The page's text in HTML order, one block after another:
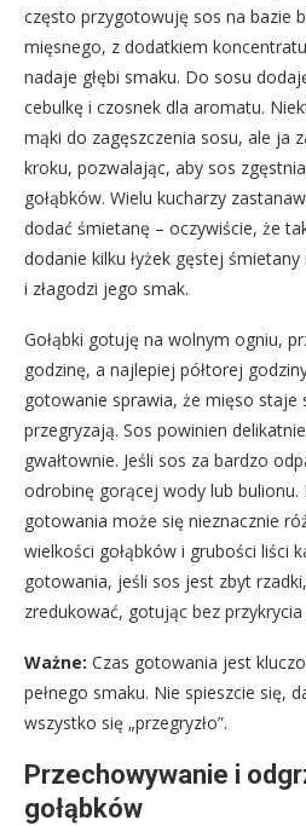
często przygotowuję sos na bazie
mięsnego, z dodatkiem
nadaje głębi smaku. Do sosu
cebulkę i czosnek dla aromatu.
mąki do zagęszczenia sosu, ale ja
kroku, pozwalając, aby sos
gołąbków. Wielu kucharzy
dodać śmietanę – oczywiście, że
dodanie kilku łyżek gęstej
i złagodzi jego smak.
Gołąbki gotuję na wolnym ogniu,
godzinę, a najlepiej półtorej
gotowanie sprawia, że mięso staje
przegryzają. Sos powinien
gwałtownie. Jeśli sos za bardzo
odrobinę gorącej wody lub bulionu.
gotowania może się nieznacznie
wielkości gołąbków i grubości liści
gotowania, jeśli sos jest zbyt
zredukować, gotując bez
Ważne: Czas gotowania jest
pełnego smaku. Nie spieszcie się,
wszystko się „przegryzło”.
Przechowywanie i
gołąbków